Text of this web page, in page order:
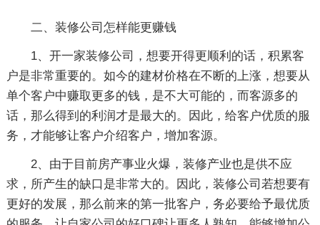
二、装修公司怎样能更赚钱
1、开一家装修公司，想要开得更顺利的话，积累客
户是非常重要的。如今的建材价格在不断的上涨，想要从
单个客户中赚取更多的钱，是不大可能的，而客源多的
话，那么得到的利润才是最大的。因此，给客户优质的服
务，才能够让客户介绍客户，增加客源。
2、由于目前房产事业火爆，装修产业也是供不应
求，所产生的缺口是非常大的。因此，装修公司若想要有
更好的发展，那么前来的第一批客户，务必要给予最优质